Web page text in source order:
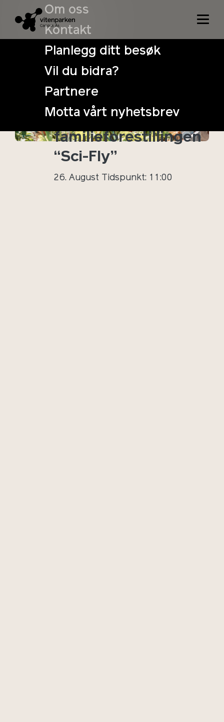
Om oss
Kontakt
Planlegg ditt besøk
Vil du bidra?
Partnere
Motta vårt nyhetsbrev
Vitenhelg:
Vitenparkens
høstfest &
familieforestillingen
“Sci-Fly”
26. August Tidspunkt: 11:00